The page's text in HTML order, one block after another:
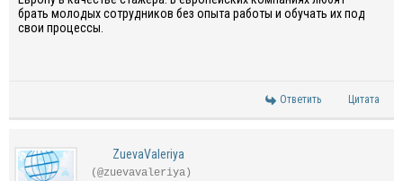
брать молодых сотрудников без опыта работы и обучать их под
свои процессы.
Ответить Цитата
ZuevaValeriya
(@zuevavaleriya)